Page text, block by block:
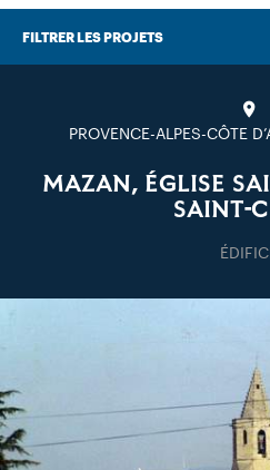
FILTRER LES PROJETS
PROVENCE-ALPES-CÔTE
MAZAN, ÉGLISE
SAINT-